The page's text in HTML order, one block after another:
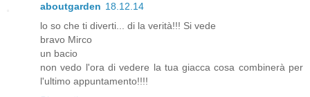
aboutgarden 18.12.14
lo so che ti diverti... di la verità!!! Si vede
bravo Mirco
un bacio
non vedo l'ora di vedere la tua giacca cosa combinerà per
l'ultimo appuntamento!!!!